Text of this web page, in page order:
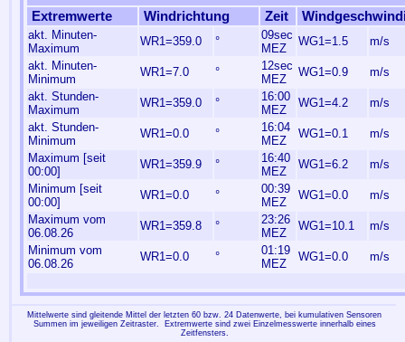
Extremwerte Windrichtung Zeit
akt. Minuten-
Maximum
WR1=359.0 °
09sec
MEZ
WG1=1.5
m/s
akt. Minuten-
Minimum
WR1=7.0 °
12sec
MEZ
WG1=0.9
m/s
akt. Stunden-
Maximum
WR1=359.0 °
16:00
MEZ
WG1=4.2
m/s
akt. Stunden-
Minimum
WR1=0.0 °
16:04
MEZ
WG1=0.1
m/s
Maximum [seit
00:00]
WR1=359.9 °
16:40
MEZ
WG1=6.2
m/s
Minimum [seit
00:00]
WR1=0.0 °
00:39
MEZ
WG1=0.0
m/s
Maximum vom
06.08.26
WR1=359.8 °
23:26
MEZ
WG1=10.1
m/s
Minimum vom
06.08.26
WR1=0.0 °
01:19
MEZ
WG1=0.0 m/s
Mittelwerte sind gleitende Mittel der letzten 60 bzw. 24 Datenwerte, bei kumulativen Sensoren
Summen im jeweiligen Zeitraster. Extremwerte sind zwei Einzelmesswerte innerhalb eines
Zeitfensters.